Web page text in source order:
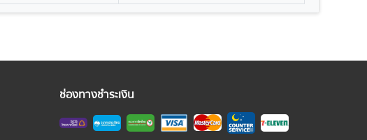
ช่องทางชำระเงิน